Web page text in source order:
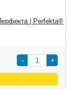
| Perfekta®
- +